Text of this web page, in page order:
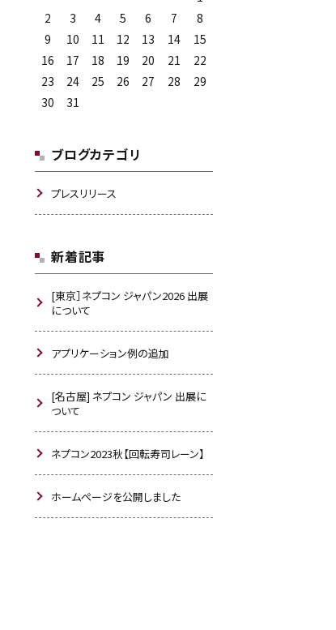
2
3 4 5 6 7
8
9
10 11 12 13 14
15
16
17 18 19 20 21
22
23
24 25 26 27 28
29
30
31
ブログカテゴリ
プレスリリース
新着記事
[東京］ネプコン ジャパン2026 出展
について
アプリケーション例の追加
[名古屋] ネプコン ジャパン 出展に
ついて
ネプコン2023秋【回転寿司レーン】
ホームページを公開しました